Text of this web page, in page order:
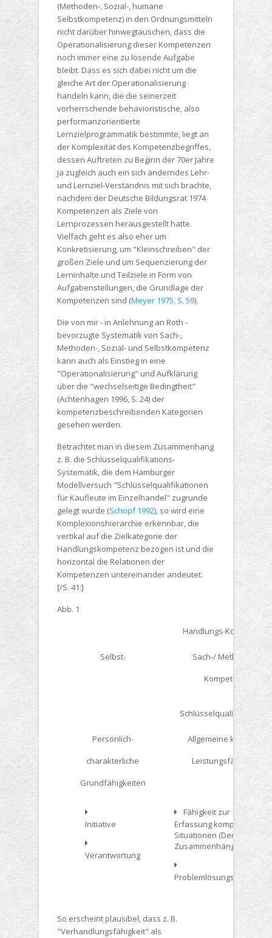
(Methoden-, Sozial-, humane
Selbstkompetenz) in den Ordnungsmitteln
nicht darüber hinwegtäuschen, dass die
Operationalisierung dieser Kompetenzen
noch immer eine zu lösende Aufgabe
bleibt. Dass es sich dabei nicht um die
gleiche Art der Operationalisierung
handeln kann, die die seinerzeit
vorherrschende behavioristische, also
performanzorientierte
Lernzielprogrammatik bestimmte, liegt an
der Komplexität des Kompetenzbegriffes,
dessen Auftreten zu Beginn der 70er Jahre
ja zugleich auch ein sich änderndes Lehr-
und Lernziel-Verständnis mit sich brachte,
nachdem der Deutsche Bildungsrat 1974
Kompetenzen als Ziele von
Lernprozessen herausgestellt hatte.
Vielfach geht es also eher um
Konkretisierung, um "Kleinschreiben" der
großen Ziele und um Sequenzierung der
Lerninhalte und Teilziele in Form von
Aufgabenstellungen, die Grundlage der
Kompetenzen sind (Meyer 1975, S. 59).
Die von mir - in Anlehnung an Roth -
bevorzugte Systematik von Sach-,
Methoden-, Sozial- und Selbstkompetenz
kann auch als Einstieg in eine
"Operationalisierung" und Aufklärung
über die "wechselseitige Bedingtheit"
(Achtenhagen 1996, S. 24) der
kompetenzbeschreibenden Kategorien
gesehen werden.
Betrachtet man in diesem Zusammenhang
z. B. die Schlüsselqualifikations-
Systematik, die dem Hamburger
Modellversuch "Schlüsselqualifikationen
für Kaufleute im Einzelhandel" zugrunde
gelegt wurde (Schopf 1992), so wird eine
Komplexionshierarchie erkennbar, die
vertikal auf die Zielkategorie der
Handlungskompetenz bezogen ist und die
horizontal die Relationen der
Kompetenzen untereinander andeutet.
[/S. 41:]
Abb. 1
Handlungs-Kompetenz
Selbst-
Sach-/ Methoden-
Kompetenz
Schlüsselqualifikationen
Persönlich-
charakterliche
Grundfähigkeiten
Allgemeine kognitive
Leistungsfähigkeit
Initiative
Verantwortung
Fähigkeit zur
Erfassung komplexer
Situationen (Denken in
Zusammenhängen)
Problemlösungsfähigkeit
So erscheint plausibel, dass z. B.
"Verhandlungsfähigkeit" als